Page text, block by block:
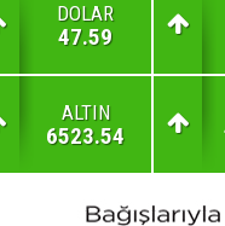
DOLAR
47.59
ALTIN
6523.54